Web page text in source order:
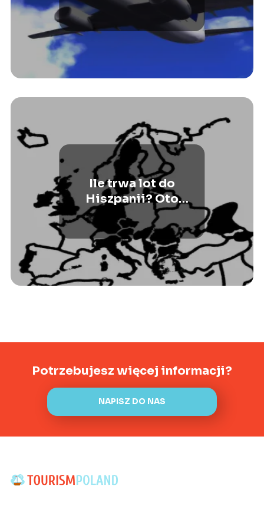
Ile trwa lot do
Hiszpanii? Oto
wszystko, co musisz
wiedzieć przed
podróżą!
Potrzebujesz więcej informacji?
NAPISZ DO NAS